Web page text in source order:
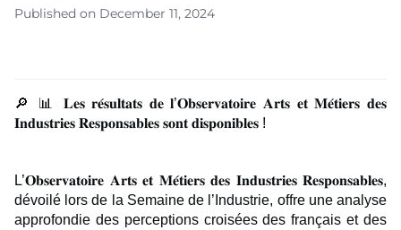
Published on December 11, 2024
🔎 📊 𝐋𝐞𝐬 𝐫𝐞́𝐬𝐮𝐥𝐭𝐚𝐭𝐬 𝐝𝐞 𝐥’𝐎𝐛𝐬𝐞𝐫𝐯𝐚𝐭𝐨𝐢𝐫𝐞 𝐀𝐫𝐭𝐬 𝐞𝐭 𝐌𝐞́𝐭𝐢𝐞𝐫𝐬 𝐝𝐞𝐬
𝐈𝐧𝐝𝐮𝐬𝐭𝐫𝐢𝐞𝐬 𝐑𝐞𝐬𝐩𝐨𝐧𝐬𝐚𝐛𝐥𝐞𝐬 𝐬𝐨𝐧𝐭 𝐝𝐢𝐬𝐩𝐨𝐧𝐢𝐛𝐥𝐞𝐬 !
L’𝐎𝐛𝐬𝐞𝐫𝐯𝐚𝐭𝐨𝐢𝐫𝐞 𝐀𝐫𝐭𝐬 𝐞𝐭 𝐌𝐞́𝐭𝐢𝐞𝐫𝐬 𝐝𝐞𝐬 𝐈𝐧𝐝𝐮𝐬𝐭𝐫𝐢𝐞𝐬 𝐑𝐞𝐬𝐩𝐨𝐧𝐬𝐚𝐛𝐥𝐞𝐬,
dévoilé lors de la Semaine de l’Industrie, offre une analyse
approfondie des perceptions croisées des français et des